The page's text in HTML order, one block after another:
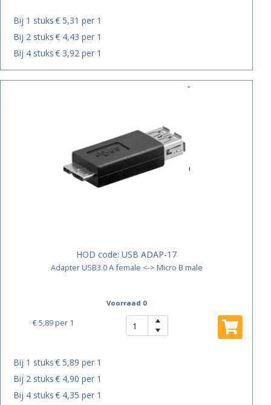
Bij 1 stuks€ 5,31 per 1
Bij 2 stuks€ 4,43 per 1
Bij 4 stuks€ 3,92 per 1
HOD code: USB ADAP-17
Adapter USB3.0 A female <-> Micro B male
Voorraad 0
€ 5,89per 1
Bij 1 stuks€ 5,89 per 1
Bij 2 stuks€ 4,90 per 1
Bij 4 stuks€ 4,35 per 1